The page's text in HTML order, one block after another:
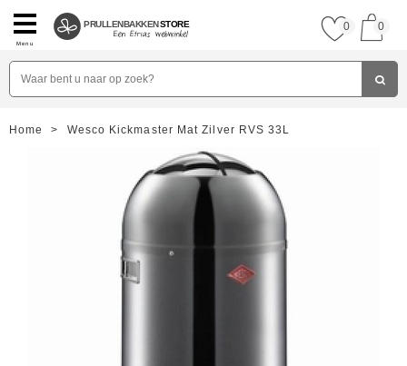
Menu
PRULLENBAKKENSTORE 0 0
Home > Wesco Kickmaster Mat Zilver RVS 33L